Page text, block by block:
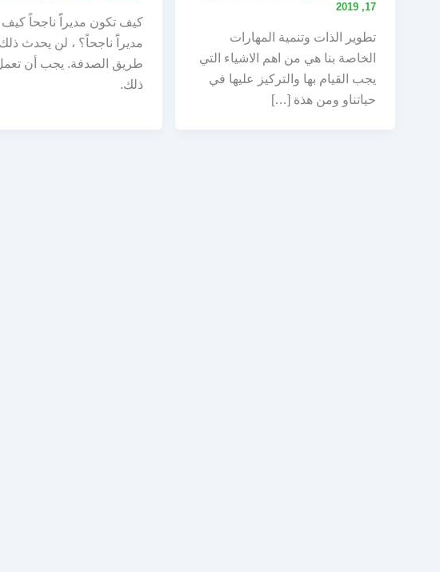
17, 2019
تطوير الذات وتنمية المهارات
الخاصة بنا هي من اهم الاشياء التي
يجب القيام بها والتركيز عليها في
حياتناو ومن هذة […]
كيف تكون مديراًَ ناجحاً
مديراًَ ناجحاً؟ ، لن يحدث
طريق الصدفة. يجب أن
ذلك.